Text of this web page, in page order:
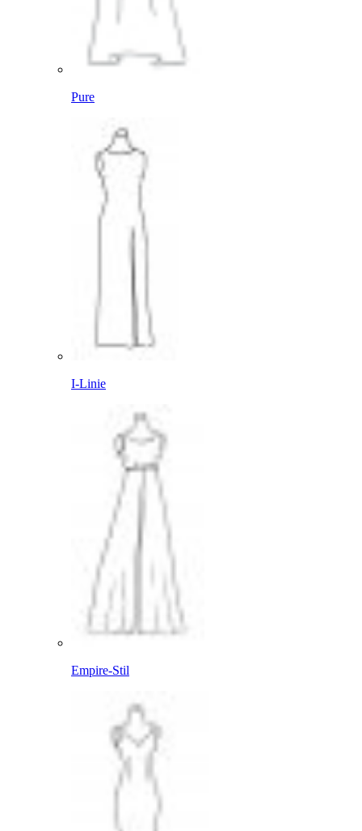
Pure
I-Linie
Empire-Stil